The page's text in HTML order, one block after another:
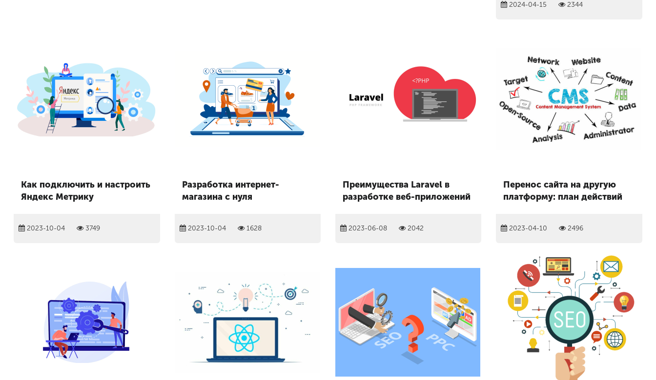
2024-04-15 2344
Как подключить и настроить
Яндекс Метрику
2023-10-04 3749
Разработка интернет-
магазина с нуля
2023-10-04 1628
Преимущества Laravel в
разработке веб-приложений
2023-06-08 2042
Перенос сайта на другую
платформу: план действий
2023-04-10 2496